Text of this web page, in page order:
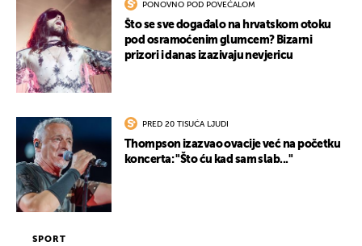
PONOVNO POD POVEĆALOM
Što se sve događalo na hrvatskom otoku
pod osramoćenim glumcem? Bizarni
prizori i danas izazivaju nevjericu
PRED 20 TISUĆA LJUDI
Thompson izazvao ovacije već na početku
koncerta: "Što ću kad sam slab..."
SPORT